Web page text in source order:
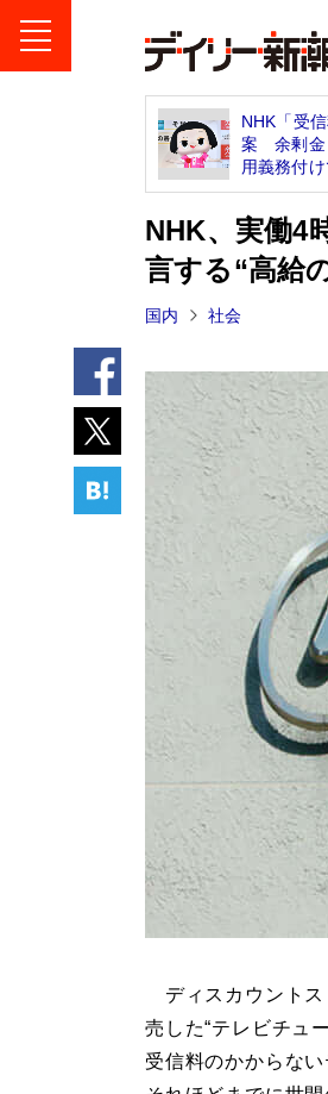
NHK「受
案 余剰金
用義務付け
NHK、実働4
言する“高給
国内 社会
ディスカウントス
売した“テレビチュ
受信料のかからな